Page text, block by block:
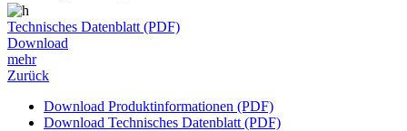
Technisches Datenblatt (PDF)
Download
mehr
Zurück
Download Produktinformationen (PDF)
Download Technisches Datenblatt (PDF)